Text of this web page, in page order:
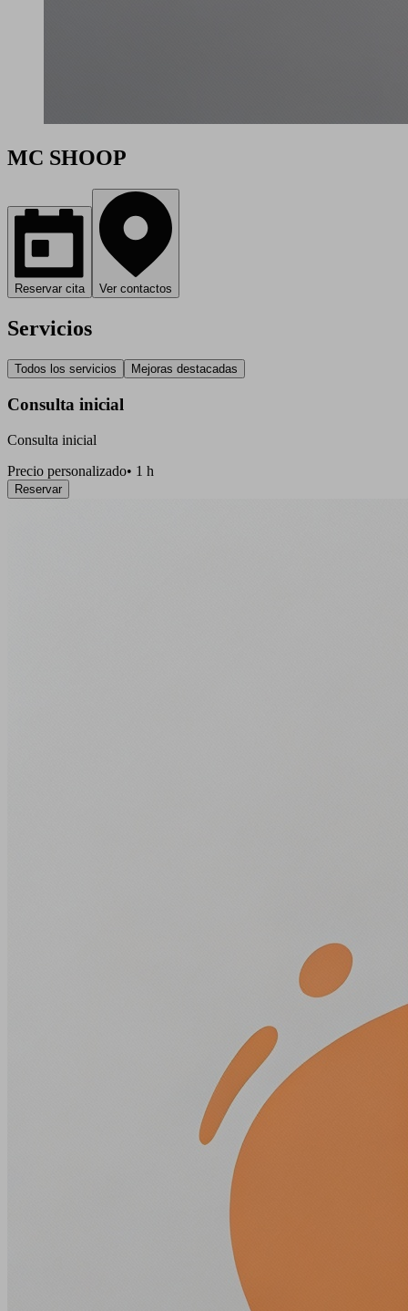
MC SHOOP
Reservar cita Ver contactos
Servicios
Todos los servicios Mejoras destacadas
Consulta inicial
Consulta inicial
Precio personalizado• 1 h
Reservar